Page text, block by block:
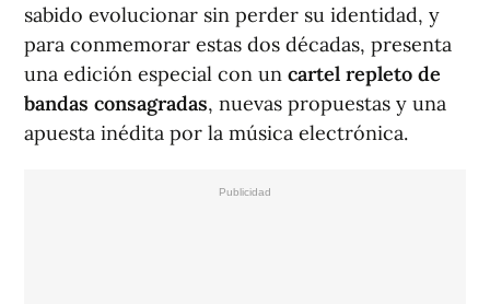
sabido evolucionar sin perder su identidad, y
para conmemorar estas dos décadas, presenta
una edición especial con un cartel repleto de
bandas consagradas, nuevas propuestas y una
apuesta inédita por la música electrónica.